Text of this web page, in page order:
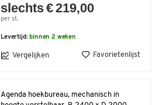
slechts € 219,00
per st.
Levertijd: binnen 2 weken
Vergelijken Favorietenlijst
Agenda hoekbureau, mechanisch in